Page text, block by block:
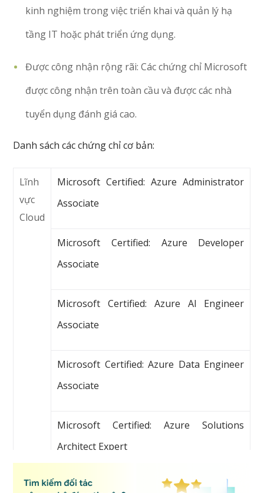
kinh nghiệm trong việc triển khai và quản lý hạ
tầng IT hoặc phát triển ứng dụng.
Được công nhận rộng rãi: Các chứng chỉ Microsoft
được công nhận trên toàn cầu và được các nhà
tuyển dụng đánh giá cao.
Danh sách các chứng chỉ cơ bản:
Lĩnh
vực
Cloud
Microsoft Certified: Azure Administrator
Associate
Microsoft Certified: Azure Developer
Associate
Microsoft Certified: Azure AI Engineer
Associate
Microsoft Certified: Azure Data Engineer
Associate
Microsoft Certified: Azure Solutions
Architect Expert
Microsoft Certified: Azure DevOps